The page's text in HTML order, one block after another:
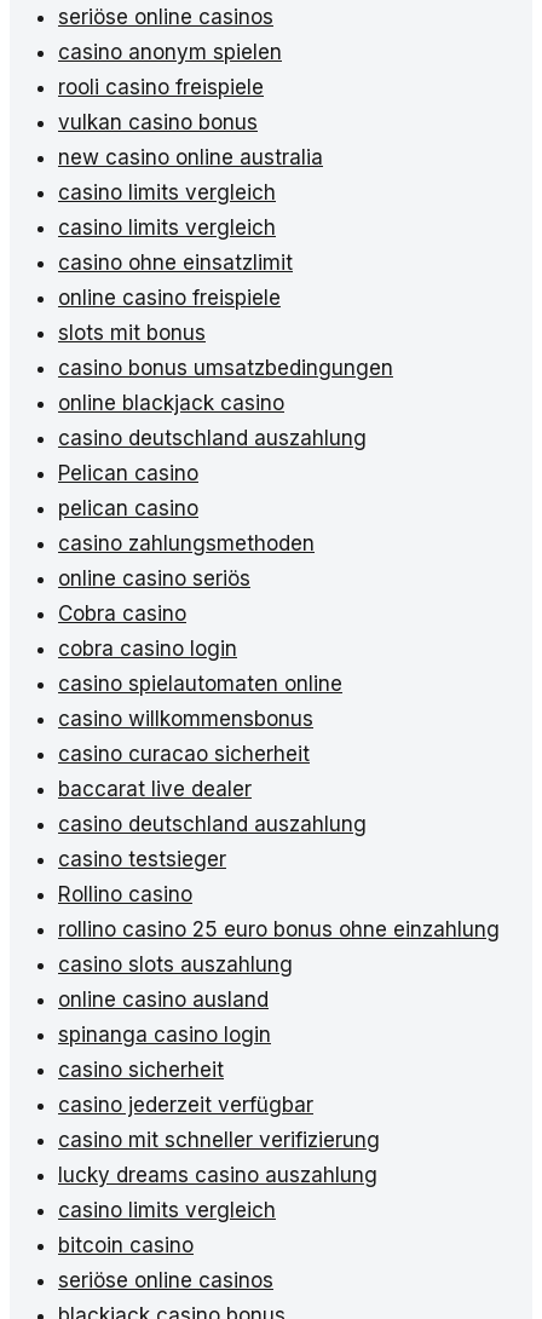
seriöse online casinos
casino anonym spielen
rooli casino freispiele
vulkan casino bonus
new casino online australia
casino limits vergleich
casino limits vergleich
casino ohne einsatzlimit
online casino freispiele
slots mit bonus
casino bonus umsatzbedingungen
online blackjack casino
casino deutschland auszahlung
Pelican casino
pelican casino
casino zahlungsmethoden
online casino seriös
Cobra casino
cobra casino login
casino spielautomaten online
casino willkommensbonus
casino curacao sicherheit
baccarat live dealer
casino deutschland auszahlung
casino testsieger
Rollino casino
rollino casino 25 euro bonus ohne einzahlung
casino slots auszahlung
online casino ausland
spinanga casino login
casino sicherheit
casino jederzeit verfügbar
casino mit schneller verifizierung
lucky dreams casino auszahlung
casino limits vergleich
bitcoin casino
seriöse online casinos